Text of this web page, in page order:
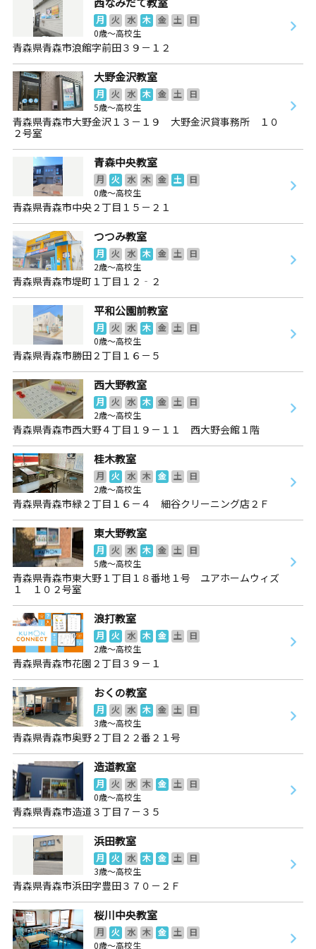
月 火 水 木 金 土
日
0歳～高校生
青森県青森市浪館字前田３９－１２
大野金沢教室
月 火 水 木 金 土
日
5歳～高校生
青森県青森市大野金沢１３－１９ 大野金沢貸事務所 １０
２号室
青森中央教室
月 火 水 木 金 土
日
0歳～高校生
青森県青森市中央２丁目１５－２１
つつみ教室
月 火 水 木 金 土
日
2歳～高校生
青森県青森市堤町１丁目１２‐２
平和公園前教室
月 火 水 木 金 土
日
0歳～高校生
青森県青森市勝田２丁目１６－５
西大野教室
月 火 水 木 金 土
日
2歳～高校生
青森県青森市西大野４丁目１９－１１ 西大野会館１階
桂木教室
月 火 水 木 金 土
日
2歳～高校生
青森県青森市緑２丁目１６－４ 細谷クリーニング店２Ｆ
東大野教室
月 火 水 木 金 土
日
5歳～高校生
青森県青森市東大野１丁目１８番地１号 ユアホームウィズ
１ １０２号室
浪打教室
月 火 水 木 金 土
日
2歳～高校生
青森県青森市花園２丁目３９－１
おくの教室
月 火 水 木 金 土
日
3歳～高校生
青森県青森市奥野２丁目２２番２１号
造道教室
月 火 水 木 金 土
日
0歳～高校生
青森県青森市造道３丁目７－３５
浜田教室
月 火 水 木 金 土
日
3歳～高校生
青森県青森市浜田字豊田３７０－２Ｆ
桜川中央教室
月 火 水 木 金 土
日
0歳～高校生